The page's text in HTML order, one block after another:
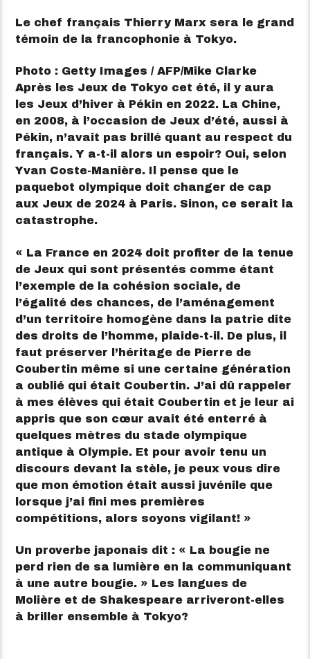
Le chef français Thierry Marx sera le grand
témoin de la francophonie à Tokyo.
Photo : Getty Images / AFP/Mike Clarke
Après les Jeux de Tokyo cet été, il y aura
les Jeux d’hiver à Pékin en 2022. La Chine,
en 2008, à l’occasion de Jeux d’été, aussi à
Pékin, n’avait pas brillé quant au respect du
français. Y a-t-il alors un espoir? Oui, selon
Yvan Coste-Manière. Il pense que le
paquebot olympique doit changer de cap
aux Jeux de 2024 à Paris. Sinon, ce serait la
catastrophe.
« La France en 2024 doit profiter de la tenue
de Jeux qui sont présentés comme étant
l’exemple de la cohésion sociale, de
l’égalité des chances, de l’aménagement
d’un territoire homogène dans la patrie dite
des droits de l’homme, plaide-t-il. De plus, il
faut préserver l’héritage de Pierre de
Coubertin même si une certaine génération
a oublié qui était Coubertin. J’ai dû rappeler
à mes élèves qui était Coubertin et je leur ai
appris que son cœur avait été enterré à
quelques mètres du stade olympique
antique à Olympie. Et pour avoir tenu un
discours devant la stèle, je peux vous dire
que mon émotion était aussi juvénile que
lorsque j’ai fini mes premières
compétitions, alors soyons vigilant! »
Un proverbe japonais dit : « La bougie ne
perd rien de sa lumière en la communiquant
à une autre bougie. » Les langues de
Molière et de Shakespeare arriveront-elles
à briller ensemble à Tokyo?